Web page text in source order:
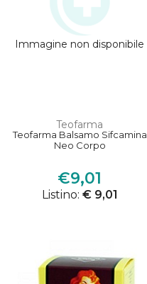
Immagine non disponibile
Teofarma
Teofarma Balsamo Sifcamina
Neo Corpo
€9,01
Listino: € 9,01